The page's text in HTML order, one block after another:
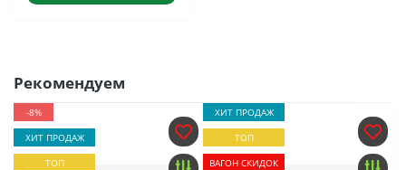
Рекомендуем
-8%
ХИТ ПРОДАЖ
ТОП
ХИТ ПРОДАЖ
ТОП
ВАГОН СКИДОК